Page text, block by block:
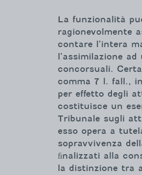
La funzionalità
ragionevolmente
contare l’intera
l’assimilazione
concorsuali.
comma 7 l. fall.,
per effetto degli
costituisce un
Tribunale sugli
esso opera a
sopravvivenza
ﬁnalizzati alla
la distinzione tra